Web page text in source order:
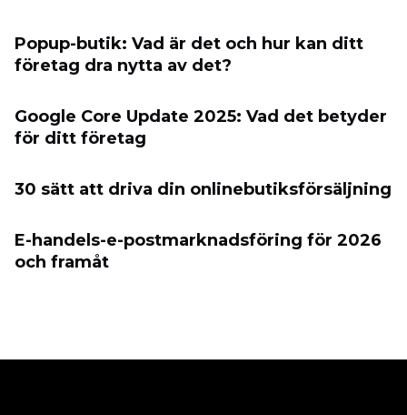
Popup-butik: Vad är det och hur kan ditt
företag dra nytta av det?
Google Core Update 2025: Vad det betyder
för ditt företag
30 sätt att driva din onlinebutiksförsäljning
E-handels-e-postmarknadsföring för 2026
och framåt